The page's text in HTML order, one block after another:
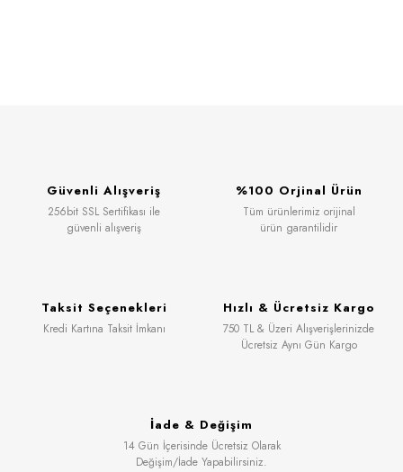
Güvenli Alışveriş
256bit SSL Sertifikası ile
güvenli alışveriş
%100 Orjinal Ürün
Tüm ürünlerimiz orijinal
ürün garantilidir
Taksit Seçenekleri
Kredi Kartına Taksit İmkanı
Hızlı & Ücretsiz Kargo
750 TL & Üzeri Alışverişlerinizde
Ücretsiz Aynı Gün Kargo
İade & Değişim
14 Gün İçerisinde Ücretsiz Olarak
Değişim/İade Yapabilirsiniz.